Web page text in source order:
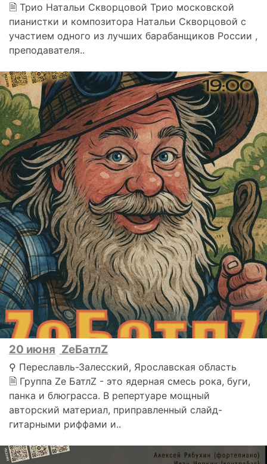
🗎 Трио Натальи Скворцовой Трио московской
пианистки и композитора Натальи Скворцовой с
участием одного из лучших барабанщиков России ,
преподавателя..
20 июня ZeБатлZ
⚲ Переславль-Залесский, Ярославская область
🗎 Группа Ze БатлZ - это ядерная смесь рока, буги,
панка и блюграсса. В репертуаре мощный
авторский материал, приправленный слайд-
гитарными риффами и..